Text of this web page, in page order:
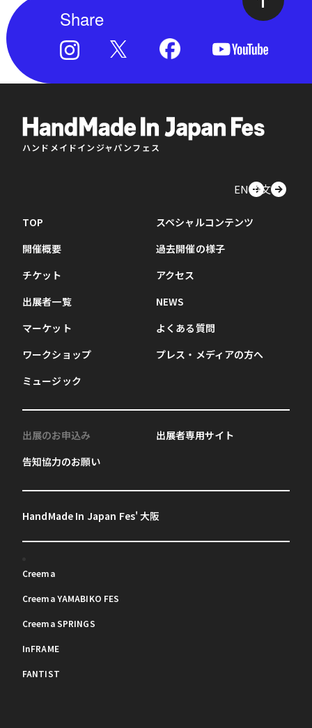
Share
ハンドメイドインジャパンフェス
EN中文
TOP
開催概要
チケット
出展者一覧
マーケット
ワークショップ
ミュージック
スペシャルコンテンツ
過去開催の様子
アクセス
NEWS
よくある質問
プレス・メディアの方へ
出展のお申込み
告知協力のお願い
出展者専用サイト
HandMade In Japan Fes' 大阪
Creema
Creema YAMABIKO FES
Creema SPRINGS
InFRAME
FANTIST